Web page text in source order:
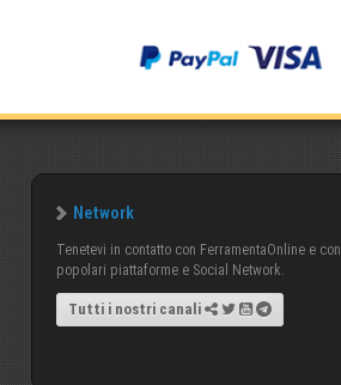
Network
Tenetevi in contatto con FerramentaOnline e
popolari piattaforme e Social Network.
Tutti i nostri canali